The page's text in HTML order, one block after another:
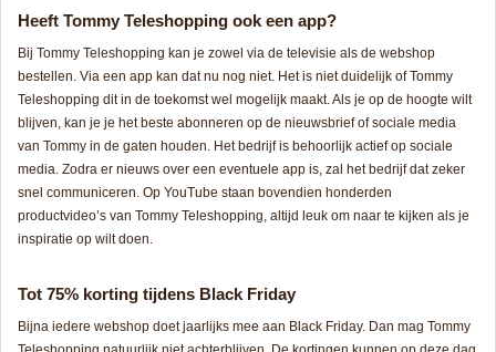
Heeft Tommy Teleshopping ook een app?
Bij Tommy Teleshopping kan je zowel via de televisie als de webshop
bestellen. Via een app kan dat nu nog niet. Het is niet duidelijk of Tommy
Teleshopping dit in de toekomst wel mogelijk maakt. Als je op de hoogte wilt
blijven, kan je je het beste abonneren op de nieuwsbrief of sociale media
van Tommy in de gaten houden. Het bedrijf is behoorlijk actief op sociale
media. Zodra er nieuws over een eventuele app is, zal het bedrijf dat zeker
snel communiceren. Op YouTube staan bovendien honderden
productvideo’s van Tommy Teleshopping, altijd leuk om naar te kijken als je
inspiratie op wilt doen.
Tot 75% korting tijdens Black Friday
Bijna iedere webshop doet jaarlijks mee aan Black Friday. Dan mag Tommy